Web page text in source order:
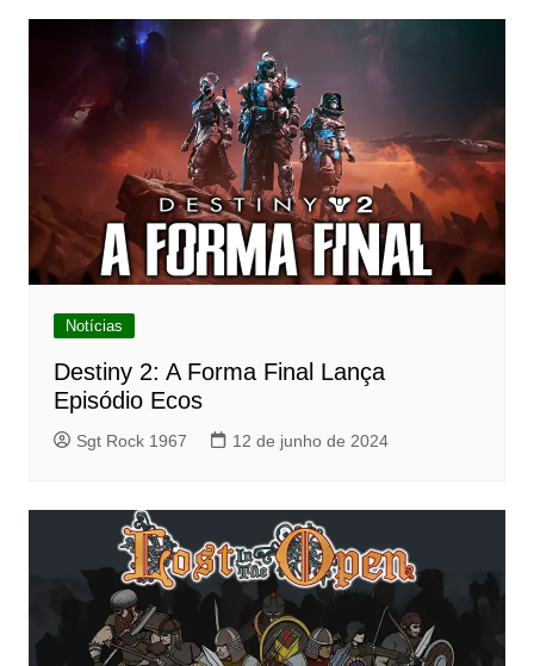
Notícias
Destiny 2: A Forma Final Lança
Episódio Ecos
Sgt Rock 1967 12 de junho de 2024